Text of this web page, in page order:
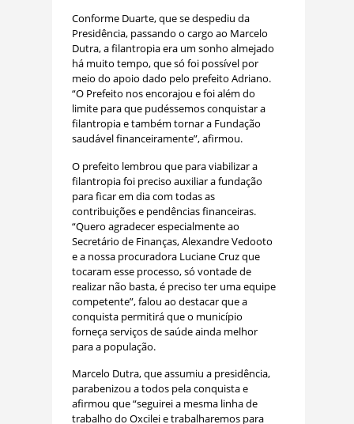
Conforme Duarte, que se despediu da
Presidência, passando o cargo ao Marcelo
Dutra, a filantropia era um sonho almejado
há muito tempo, que só foi possível por
meio do apoio dado pelo prefeito Adriano.
“O Prefeito nos encorajou e foi além do
limite para que pudéssemos conquistar a
filantropia e também tornar a Fundação
saudável financeiramente”, afirmou.
O prefeito lembrou que para viabilizar a
filantropia foi preciso auxiliar a fundação
para ficar em dia com todas as
contribuições e pendências financeiras.
“Quero agradecer especialmente ao
Secretário de Finanças, Alexandre Vedooto
e a nossa procuradora Luciane Cruz que
tocaram esse processo, só vontade de
realizar não basta, é preciso ter uma equipe
competente”, falou ao destacar que a
conquista permitirá que o município
forneça serviços de saúde ainda melhor
para a população.
Marcelo Dutra, que assumiu a presidência,
parabenizou a todos pela conquista e
afirmou que “seguirei a mesma linha de
trabalho do Oxcilei e trabalharemos para